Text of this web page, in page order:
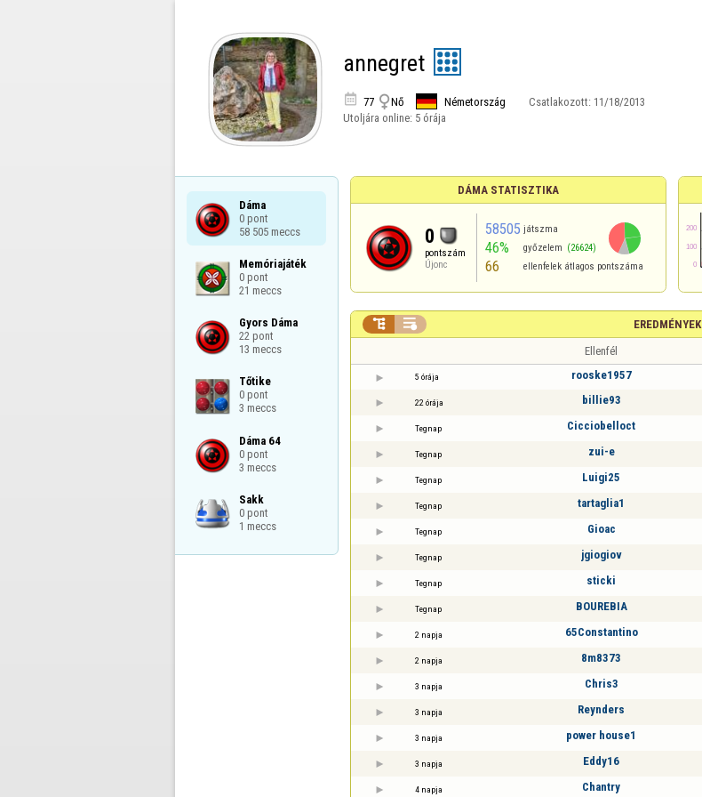
annegret
 77 Nő Németország Csatlakozott: 11/18/2013
Utoljára online: 5 órája
Dáma
0 pont
58 505 meccs
Memóriajáték
0 pont
21 meccs
Gyors Dáma
22 pont
13 meccs
Tőtike
0 pont
3 meccs
Dáma 64
0 pont
3 meccs
Sakk
0 pont
1 meccs
DÁMA STATISZTIKA
0
pontszám
Újonc
58505 játszma
46% győzelem (26624)
66 ellenfelek átlagos pontszáma
EREDMÉNYEK
 
Ellenfél
5 órája rooske1957
22 órája billie93
Tegnap Cicciobelloct
Tegnap zui-e
Tegnap Luigi25
Tegnap tartaglia1
Tegnap Gioac
Tegnap jgiogiov
Tegnap sticki
Tegnap BOUREBIA
2 napja 65Constantino
2 napja 8m8373
3 napja Chris3
3 napja Reynders
3 napja power house1
3 napja Eddy16
4 napja Chantry